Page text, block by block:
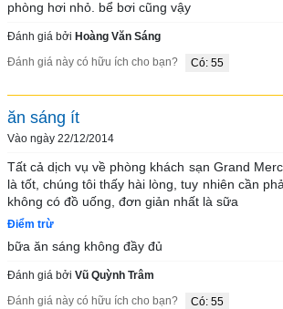
phòng hơi nhỏ. bể bơi cũng vậy
Đánh giá bởi Hoàng Văn Sáng
Đánh giá này có hữu ích cho bạn?
Có: 55
ăn sáng ít
Vào ngày 22/12/2014
Tất cả dịch vụ về phòng khách sạn Grand
là tốt, chúng tôi thấy hài lòng, tuy nhiên cần
không có đồ uống, đơn giản nhất là sữa
Điểm trừ
bữa ăn sáng không đầy đủ
Đánh giá bởi Vũ Quỳnh Trâm
Đánh giá này có hữu ích cho bạn?
Có: 55